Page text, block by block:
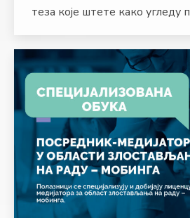
теза које штете како угледу